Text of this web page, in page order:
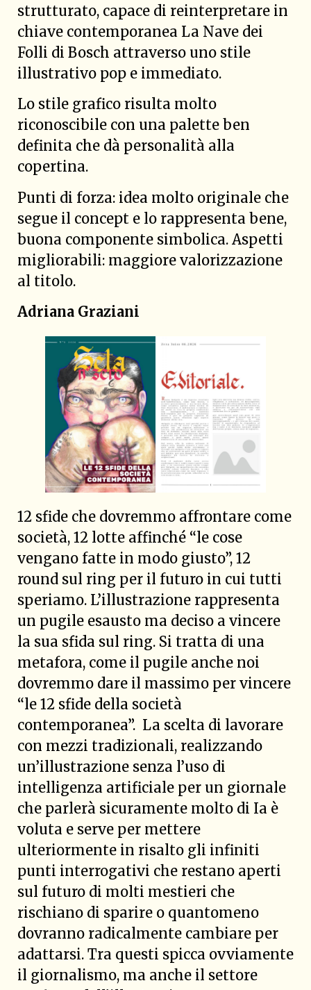
strutturato, capace di reinterpretare in
chiave contemporanea La Nave dei
Folli di Bosch attraverso uno stile
illustrativo pop e immediato.
Lo stile grafico risulta molto
riconoscibile con una palette ben
definita che dà personalità alla
copertina.
Punti di forza: idea molto originale che
segue il concept e lo rappresenta bene,
buona componente simbolica. Aspetti
migliorabili: maggiore valorizzazione
al titolo.
Adriana Graziani
12 sfide che dovremmo affrontare come
società, 12 lotte affinché “le cose
vengano fatte in modo giusto”, 12
round sul ring per il futuro in cui tutti
speriamo. L’illustrazione rappresenta
un pugile esausto ma deciso a vincere
la sua sfida sul ring. Si tratta di una
metafora, come il pugile anche noi
dovremmo dare il massimo per vincere
“le 12 sfide della società
contemporanea”. La scelta di lavorare
con mezzi tradizionali, realizzando
un’illustrazione senza l’uso di
intelligenza artificiale per un giornale
che parlerà sicuramente molto di Ia è
voluta e serve per mettere
ulteriormente in risalto gli infiniti
punti interrogativi che restano aperti
sul futuro di molti mestieri che
rischiano di sparire o quantomeno
dovranno radicalmente cambiare per
adattarsi. Tra questi spicca ovviamente
il giornalismo, ma anche il settore